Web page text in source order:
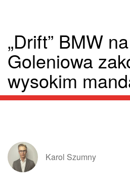
„Drift” BMW
Goleniowa
wysokim
Karol Szumny